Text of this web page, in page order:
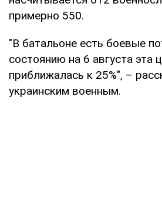
примерно 550.
"В батальоне есть боевые
состоянию на 6 августа эта
приближалась к 25%", –
украинским военным.